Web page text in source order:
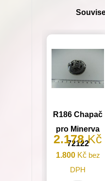
množství
R186 Chapač
pro Minerva
72122
2.178Kč
1.800 Kčbez
DPH